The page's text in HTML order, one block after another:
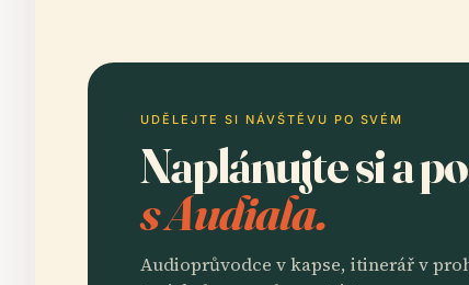
UDĚLEJTE SI NÁVŠTĚVU PO SVÉM
Naplánujte si a
s Audiala.
Audioprůvodce v kapse, itinerář v